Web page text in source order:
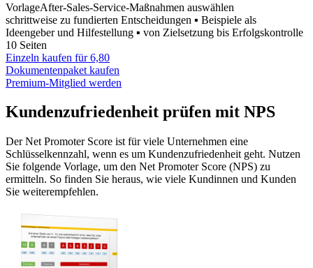
VorlageAfter-Sales-Service-Maßnahmen auswählen
schrittweise zu fundierten Entscheidungen ▪ Beispiele als
Ideengeber und Hilfestellung ▪ von Zielsetzung bis Erfolgskontrolle
10 Seiten
Einzeln kaufen für6,80
Dokumentenpaket kaufen
Premium-Mitglied werden
Kundenzufriedenheit prüfen mit NPS
Der Net Promoter Score ist für viele Unternehmen eine
Schlüsselkennzahl, wenn es um Kundenzufriedenheit geht. Nutzen
Sie folgende Vorlage, um den Net Promoter Score (NPS) zu
ermitteln. So finden Sie heraus, wie viele Kundinnen und Kunden
Sie weiterempfehlen.